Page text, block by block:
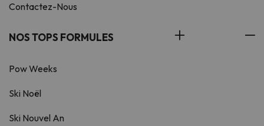
Contactez-Nous
NOS TOPS FORMULES
Pow Weeks
Ski Noël
Ski Nouvel An